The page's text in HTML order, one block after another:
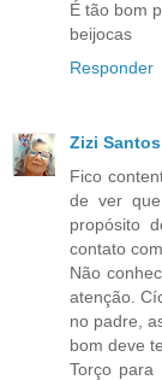
É tão bom
beijocas
Responder
Zizi Santos
Fico
de ver
propósito
contato
Não
atenção.
no padre,
bom deve
Torço